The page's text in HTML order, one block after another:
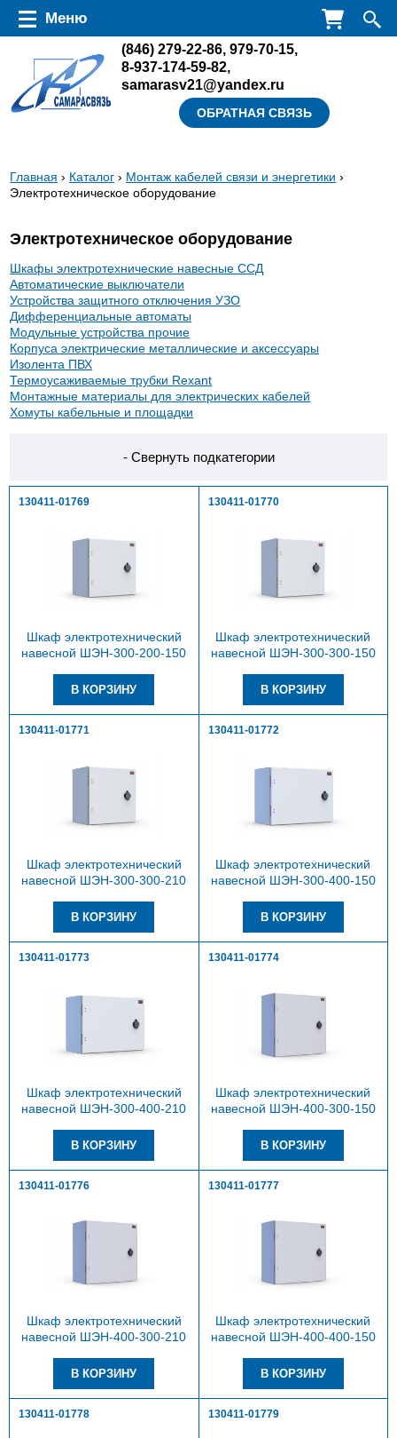
Перейти к основному содержанию
(846) 279-22-86,979-70-15,
8-937-174-59-82,
samarasv21@yandex.ru
ОБРАТНАЯ СВЯЗЬ
Меню
Вы
здесь
Главная › Каталог › Монтаж кабелей связи и энергетики ›
Электротехническое оборудование
Электротехническое оборудование
Шкафы электротехнические навесные ССД
Автоматические выключатели
Устройства защитного отключения УЗО
Дифференциальные автоматы
Модульные устройства прочие
Корпуса электрические металлические и аксессуары
Изолента ПВХ
Термоусаживаемые трубки Rexant
Монтажные материалы для электрических кабелей
Хомуты кабельные и площадки
- Свернуть подкатегории
130411-01769
Шкаф электротехнический
навесной ШЭН-300-200-150
130411-01770
Шкаф электротехнический
навесной ШЭН-300-300-150
130411-01771
Шкаф электротехнический
навесной ШЭН-300-300-210
130411-01772
Шкаф электротехнический
навесной ШЭН-300-400-150
130411-01773
Шкаф электротехнический
навесной ШЭН-300-400-210
130411-01774
Шкаф электротехнический
навесной ШЭН-400-300-150
130411-01776
Шкаф электротехнический
навесной ШЭН-400-300-210
130411-01777
Шкаф электротехнический
навесной ШЭН-400-400-150
130411-01778 130411-01779